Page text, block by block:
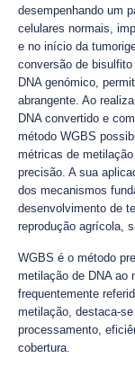
desempenhando um
celulares normais,
e no início da
conversão de
DNA genómico,
abrangente. Ao
DNA convertido e
método WGBS
métricas de
precisão. A sua
dos mecanismos
desenvolvimento de
reprodução agrícola,
WGBS é o método
metilação de DNA ao
frequentemente
metilação, destaca-
processamento,
cobertura.